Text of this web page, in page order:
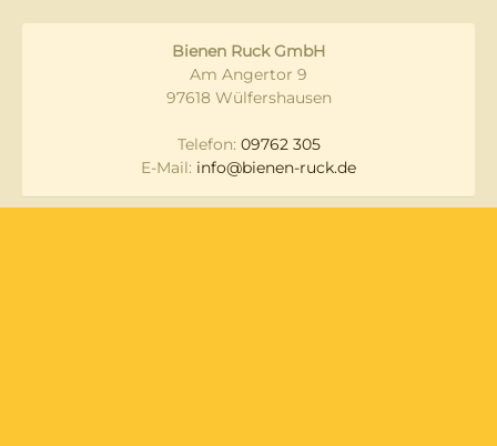
Bienen Ruck GmbH
Am Angertor 9
97618 Wülfershausen
Telefon: 09762 305
E-Mail: info@bienen-ruck.de